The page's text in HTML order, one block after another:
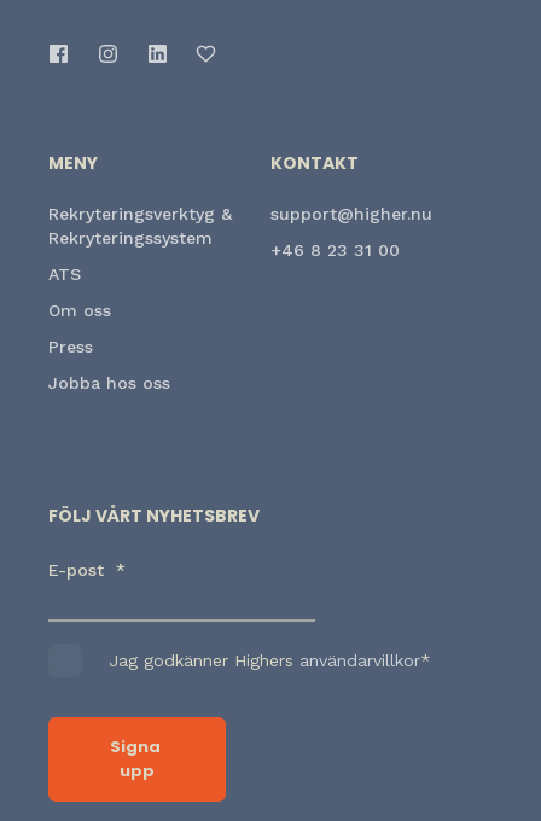
MENY
Rekryteringsverktyg &
Rekryteringssystem
ATS
Om oss
Press
Jobba hos oss
KONTAKT
support@higher.nu
+46 8 23 31 00
FÖLJ VÅRT NYHETSBREV
E-post *
Jag godkänner Highers användarvillkor*